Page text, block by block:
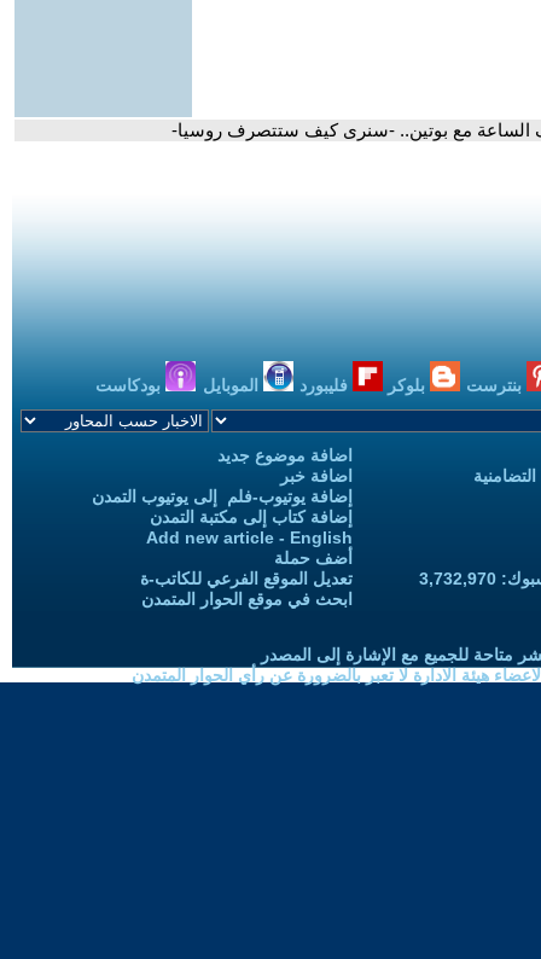
الساعة مع بوتين.. -سنرى كيف ستتصرف روسيا-
بنترست بلوكر فليبورد الموبايل بودكاست
اضافة موضوع جديد
اضافة خبر
إضافة يوتيوب-فلم إلى يوتيوب التمدن
إضافة كتاب إلى مكتبة التمدن
Add new article - English
أضف حملة
تعديل الموقع الفرعي للكاتب-ة
ابحث في موقع الحوار المتمدن
متاحة للجميع مع الإشارة إلى المصدر
هيئة الادارة لا تعبر بالضرورة عن رأي الحوار المتمدن